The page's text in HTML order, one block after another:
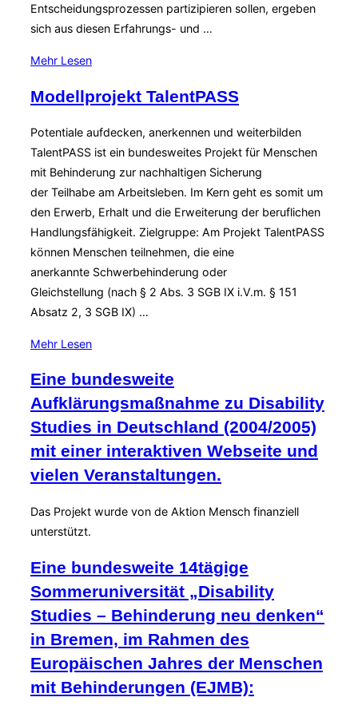
Entscheidungsprozessen partizipieren sollen, ergeben
sich aus diesen Erfahrungs- und …
Mehr über
Counseling
Empowerment“
Lesen
Modellprojekt TalentPASS
Potentiale aufdecken, anerkennen und weiterbilden
TalentPASS ist ein bundesweites Projekt für Menschen
mit Behinderung zur nachhaltigen Sicherung
der Teilhabe am Arbeitsleben. Im Kern geht es somit um
den Erwerb, Erhalt und die Erweiterung der beruflichen
Handlungsfähigkeit. Zielgruppe: Am Projekt TalentPASS
können Menschen teilnehmen, die eine
anerkannte Schwerbehinderung oder
Gleichstellung (nach § 2 Abs. 3 SGB IX i.V.m. § 151
Absatz 2, 3 SGB IX) …
Mehr über
TalentPASS“
Lesen
Eine bundesweite
Aufklärungsmaßnahme zu Disability
Studies in Deutschland (2004/2005)
mit einer interaktiven Webseite und
vielen Veranstaltungen.
Das Projekt wurde von de Aktion Mensch finanziell
unterstützt.
Eine bundesweite 14tägige
Sommeruniversität „Disability
Studies – Behinderung neu denken“
in Bremen, im Rahmen des
Europäischen Jahres der Menschen
mit Behinderungen (EJMB):